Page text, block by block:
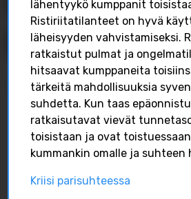
lähentyykö kumppanit
Ristiriitatilanteet on hyvä
läheisyyden vahvistamiseksi.
ratkaistut pulmat ja
hitsaavat kumppaneita
tärkeitä mahdollisuuksia
suhdetta. Kun taas
ratkaisutavat vievät
toisistaan ja ovat
kummankin omalle ja suhteen
Kriisi parisuhteessa
Löydä kiinnostavia artikkeleita
tarinoita isien elämästä ja
uusia ystäviä ja
tärkeimmät aiheet löytyy
#isilleinfo